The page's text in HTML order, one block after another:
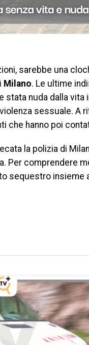
sarebbe una
Milano. Le ultime
stata nuda dalla
sessuale. A
che hanno poi
la polizia di
Per comprendere
sequestro insieme